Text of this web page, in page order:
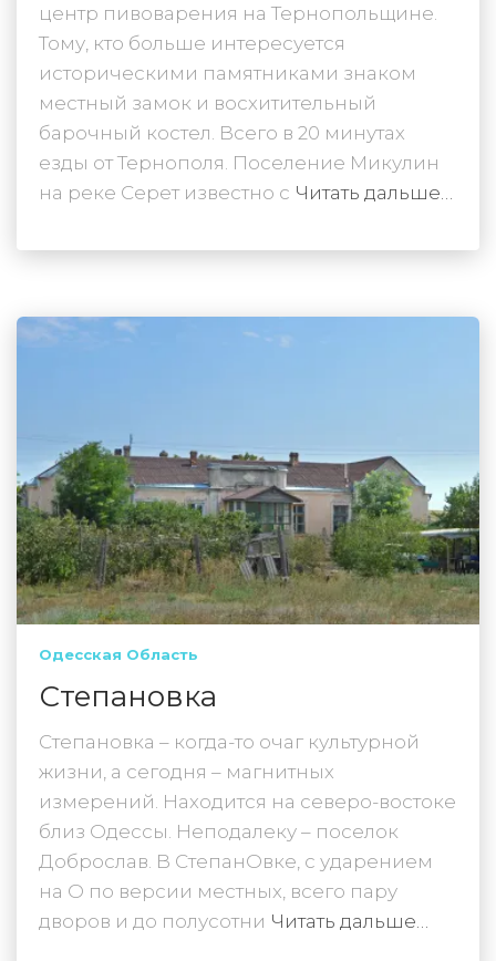
центр пивоварения на Тернопольщине.
Тому, кто больше интересуется
историческими памятниками знаком
местный замок и восхитительный
барочный костел. Всего в 20 минутах
езды от Тернополя. Поселение Микулин
на реке Серет известно с Читать дальше…
Одесская Область
Степановка
Степановка – когда-то очаг культурной
жизни, а сегодня – магнитных
измерений. Находится на северо-востоке
близ Одессы. Неподалеку – поселок
Доброслав. В СтепанОвке, с ударением
на О по версии местных, всего пару
дворов и до полусотни Читать дальше…